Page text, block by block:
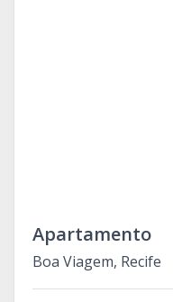
Apartamento
Boa Viagem, Recife